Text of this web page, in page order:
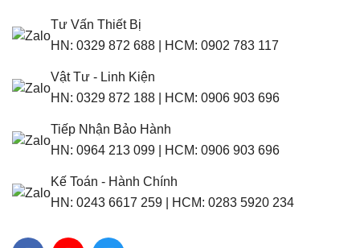
Tư Vấn Thiết Bị
HN: 0329 872 688 HCM: 0902 783 117
Vật Tư - Linh Kiện
HN: 0329 872 188 HCM: 0906 903 696
Tiếp Nhận Bảo Hành
HN: 0964 213 099 HCM: 0906 903 696
Kế Toán - Hành Chính
HN: 0243 6617 259 HCM: 0283 5920 234